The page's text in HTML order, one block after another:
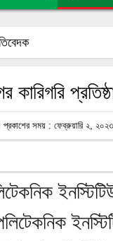
কারিগরি
প্রকাশের সময় : ফেব্রুয়ারি ২,